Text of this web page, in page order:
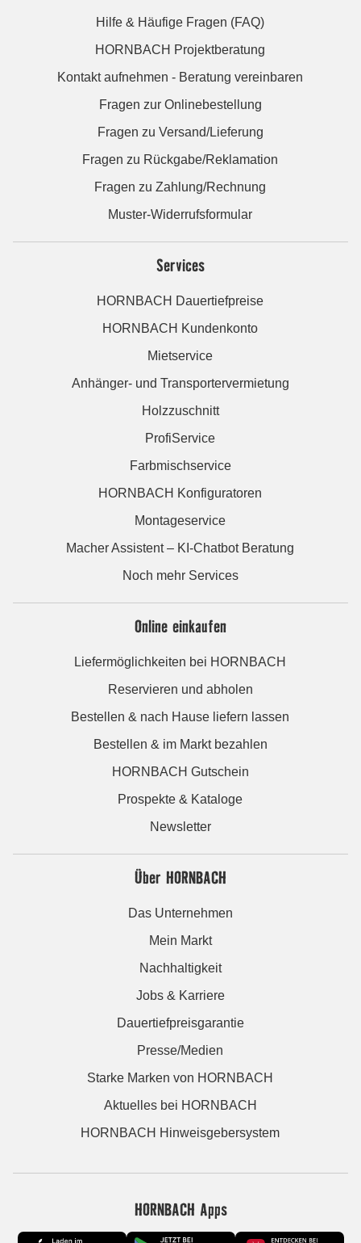
Hilfe & Häufige Fragen (FAQ)
HORNBACH Projektberatung
Kontakt aufnehmen - Beratung vereinbaren
Fragen zur Onlinebestellung
Fragen zu Versand/Lieferung
Fragen zu Rückgabe/Reklamation
Fragen zu Zahlung/Rechnung
Muster-Widerrufsformular
Services
HORNBACH Dauertiefpreise
HORNBACH Kundenkonto
Mietservice
Anhänger- und Transportervermietung
Holzzuschnitt
ProfiService
Farbmischservice
HORNBACH Konfiguratoren
Montageservice
Macher Assistent – KI-Chatbot Beratung
Noch mehr Services
Online einkaufen
Liefermöglichkeiten bei HORNBACH
Reservieren und abholen
Bestellen & nach Hause liefern lassen
Bestellen & im Markt bezahlen
HORNBACH Gutschein
Prospekte & Kataloge
Newsletter
Über HORNBACH
Das Unternehmen
Mein Markt
Nachhaltigkeit
Jobs & Karriere
Dauertiefpreisgarantie
Presse/Medien
Starke Marken von HORNBACH
Aktuelles bei HORNBACH
HORNBACH Hinweisgebersystem
HORNBACH Apps